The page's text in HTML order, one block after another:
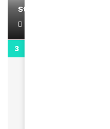
Stacy passe un message